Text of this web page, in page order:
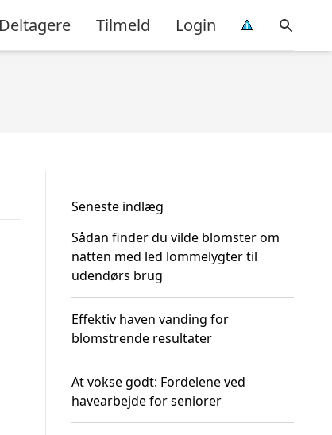
Deltagere Tilmeld Login
Seneste indlæg
Sådan finder du vilde blomster om
natten med led lommelygter til
udendørs brug
Effektiv haven vanding for
blomstrende resultater
At vokse godt: Fordelene ved
havearbejde for seniorer